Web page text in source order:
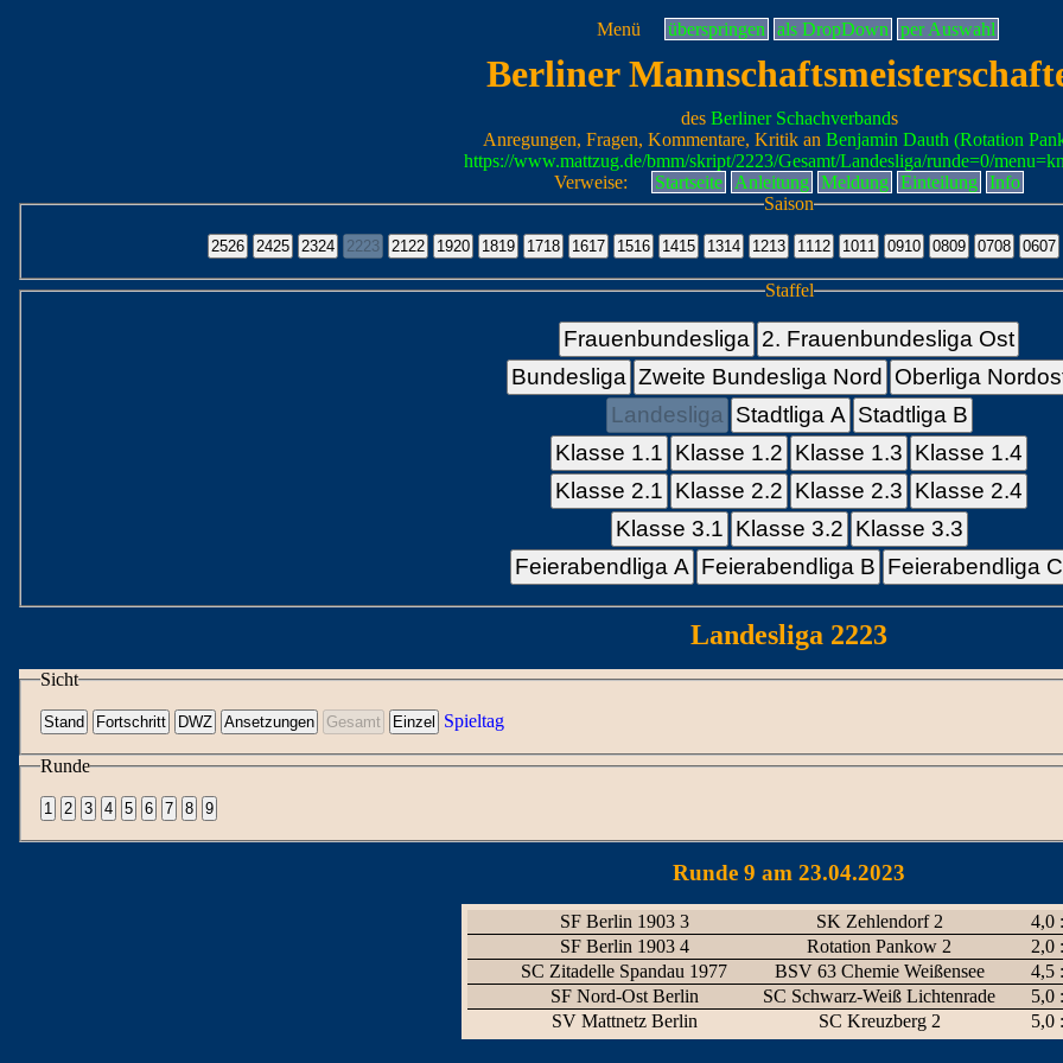
Menü überspringen als DropDown per Auswahl
Berliner
des Berliner Schachverbands
Anregungen, Fragen, Kommentare, Kritik an Benjamin Dauth (Rotation
https://www.mattzug.de/bmm/skript/2223/Gesamt/Landesliga/runde=0/
Verweise:
Startseite Anleitung Meldung Einteilung
Info
Saison
Staffel
Frauenbundesliga 2. Frauenbundesliga Ost
Bundesliga Zweite Bundesliga Nord
Oberliga
Landesliga
Stadtliga A Stadtliga B
Klasse 1.1 Klasse 1.2 Klasse 1.3 Klasse 1.4
Klasse 2.1 Klasse 2.2 Klasse 2.3 Klasse 2.4
Klasse 3.1 Klasse 3.2 Klasse 3.3
Feierabendliga A Feierabendliga B Feierabendliga C
Landesliga 2223
Sicht
Spieltag
Runde
Runde 9 am 23.04.2023
SF Berlin 1903 3 SK Zehlendorf 2
4,0
SF Berlin 1903 4
Rotation Pankow 2
2,0
SC Zitadelle Spandau 1977
BSV 63 Chemie Weißensee
4,5
SF Nord-Ost Berlin
SC Schwarz-Weiß Lichtenrade
5,0
SV Mattnetz Berlin
SC Kreuzberg 2 5,0